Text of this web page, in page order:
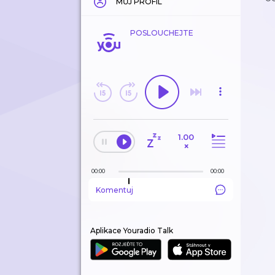
POSLOUCHEJTE
1.00
×
00:00 00:00
Komentuj
Aplikace Youradio Talk